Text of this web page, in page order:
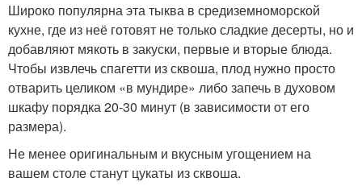
Широко популярна эта тыква в средиземноморской
кухне, где из неё готовят не только сладкие десерты, но и
добавляют мякоть в закуски, первые и вторые блюда.
Чтобы извлечь спагетти из сквоша, плод нужно просто
отварить целиком «в мундире» либо запечь в духовом
шкафу порядка 20-30 минут (в зависимости от его
размера).
Не менее оригинальным и вкусным угощением на
вашем столе станут цукаты из сквоша.